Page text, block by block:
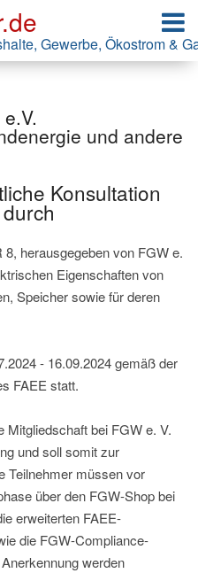
Gewerbe, Ökostrom &
und andere
Konsultation
herausgegeben von FGW e.
Eigenschaften von
Speicher sowie für deren
- 16.09.2024 gemäß der
FAEE statt.
Mitgliedschaft bei FGW e. V.
und soll somit zur
Teilnehmer müssen vor
über den FGW-Shop bei
erweiterten FAEE-
die FGW-Compliance-
werden